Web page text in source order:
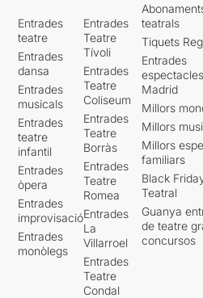
Entrades
teatre
Entrades
dansa
Entrades
musicals
Entrades
teatre
infantil
Entrades
òpera
Entrades
improvisació
Entrades
monòlegs
Entrades
Teatre
Tívoli
Entrades
Teatre
Coliseum
Entrades
Teatre
Borràs
Entrades
Teatre
Romea
Entrades
La
Villarroel
Entrades
Teatre
Condal
teatrals
Tiquets
Entrades
Madrid
Millors
Millors
Millors
familiars
Black
Teatral
Guanya
de teatre
concursos